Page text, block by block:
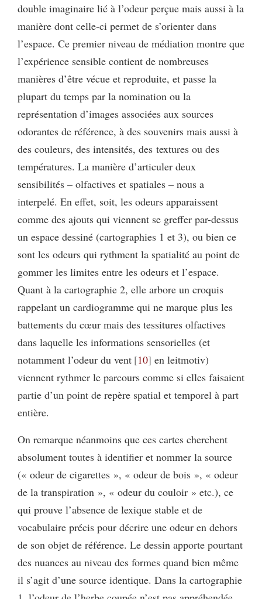
double imaginaire lié à l’odeur perçue mais aussi à la
manière dont celle-ci permet de s’orienter dans
l’espace. Ce premier niveau de médiation montre que
l’expérience sensible contient de nombreuses
manières d’être vécue et reproduite, et passe la
plupart du temps par la nomination ou la
représentation d’images associées aux sources
odorantes de référence, à des souvenirs mais aussi à
des couleurs, des intensités, des textures ou des
températures. La manière d’articuler deux
sensibilités – olfactives et spatiales – nous a
interpelé. En effet, soit, les odeurs apparaissent
comme des ajouts qui viennent se greffer par-dessus
un espace dessiné (cartographies 1 et 3), ou bien ce
sont les odeurs qui rythment la spatialité au point de
gommer les limites entre les odeurs et l’espace.
Quant à la cartographie 2, elle arbore un croquis
rappelant un cardiogramme qui ne marque plus les
battements du cœur mais des tessitures olfactives
dans laquelle les informations sensorielles (et
notamment l’odeur du vent 10 en leitmotiv)
viennent rythmer le parcours comme si elles faisaient
partie d’un point de repère spatial et temporel à part
entière.
On remarque néanmoins que ces cartes cherchent
absolument toutes à identifier et nommer la source
(« odeur de cigarettes », « odeur de bois », « odeur
de la transpiration », « odeur du couloir » etc.), ce
qui prouve l’absence de lexique stable et de
vocabulaire précis pour décrire une odeur en dehors
de son objet de référence. Le dessin apporte pourtant
des nuances au niveau des formes quand bien même
il s’agit d’une source identique. Dans la cartographie